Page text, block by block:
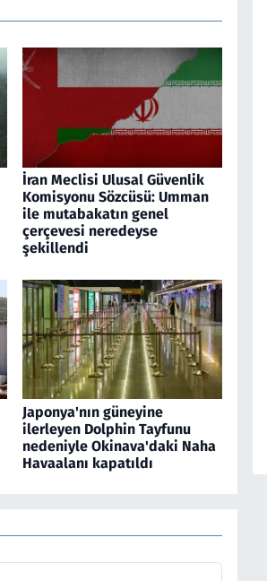
İran Meclisi Ulusal Güvenlik
Komisyonu Sözcüsü: Umman
ile mutabakatın genel
çerçevesi neredeyse
şekillendi
Japonya'nın güneyine
ilerleyen Dolphin Tayfunu
nedeniyle Okinava'daki Naha
Havaalanı kapatıldı